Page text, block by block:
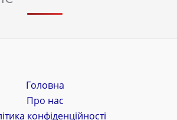
Головна
Про нас
конфіденційності